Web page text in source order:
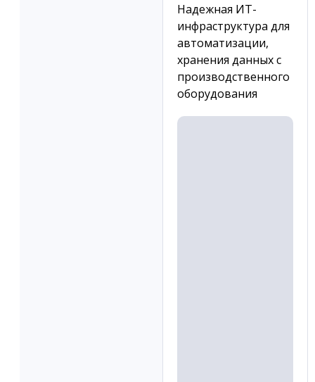
Надежная ИТ-
инфраструктура для
автоматизации,
хранения данных с
производственного
оборудования